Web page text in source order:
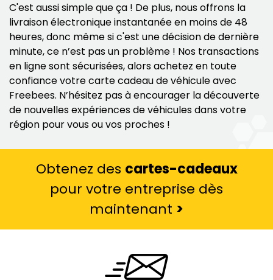
C'est aussi simple que ça ! De plus, nous offrons la
livraison électronique instantanée en moins de 48
heures, donc même si c'est une décision de dernière
minute, ce n’est pas un problème ! Nos transactions
en ligne sont sécurisées, alors achetez en toute
confiance votre carte cadeau de véhicule avec
Freebees. N’hésitez pas à encourager la découverte
de nouvelles expériences de véhicules dans votre
région pour vous ou vos proches !
Obtenez des cartes-cadeaux
pour votre entreprise dès
maintenant >